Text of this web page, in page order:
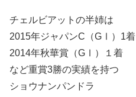
チェルビアットの半姉は
2015年ジャパンC（GⅠ）1着
2014年秋華賞（GⅠ）１着
など重賞3勝の実績を持つ
ショウナンパンドラ